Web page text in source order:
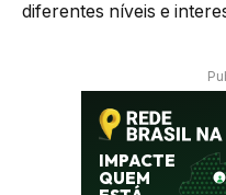
diferentes níveis e